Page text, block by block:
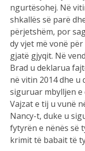
ngurtësohej. Në
shkallës së parë
përjetshëm, por
dy vjet më vonë
gjatë gjyqit. Në
Brad u deklarua
në vitin 2014 dhe u
siguruar mbylljen e
Vajzat e tij u vunë
Nancy-t, duke u
fytyrën e nënës së
krimit të babait të